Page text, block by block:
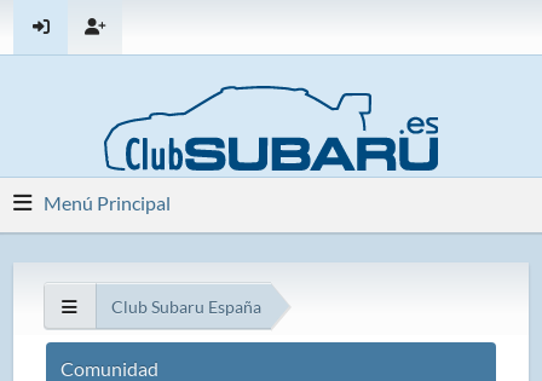
Menú Principal
Club Subaru España
Comunidad